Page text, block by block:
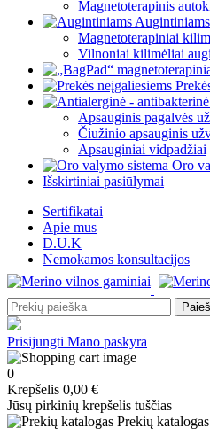
Magnetoterapinis
Augintiniams
Magnetoterapiniai
Vilnoniai kilimėliai
Apsauginis pagalvės
Čiužinio apsauginis
Apsauginiai vidpadžiai
Oro
Išskirtiniai pasiūlymai
Sertifikatai
Apie mus
D.U.K
Nemokamos konsultacijos
Prisijungti Mano paskyra
0
Krepšelis 0,00 €
Jūsų pirkinių krepšelis tuščias
Prekių katalogas